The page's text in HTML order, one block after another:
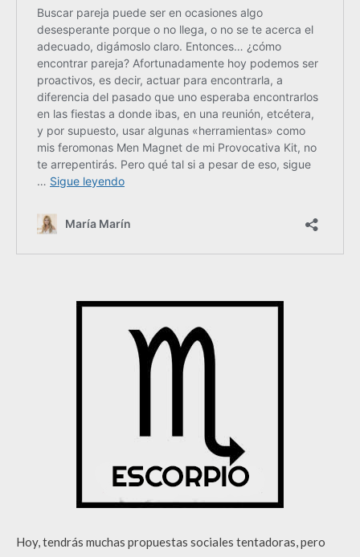
Hoy, tendrás muchas propuestas sociales tentadoras, pero